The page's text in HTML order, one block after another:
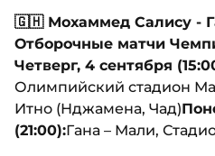
🇬🇭 Мохаммед Салису -
Отборочные матчи
Четверг, 4 сентября
Олимпийский стадион
Итно (Нджамена, Чад)
(21:00):Гана – Мали,